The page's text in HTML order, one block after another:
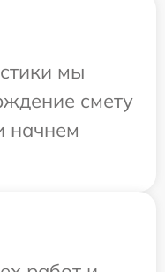
мы
смету
начнем